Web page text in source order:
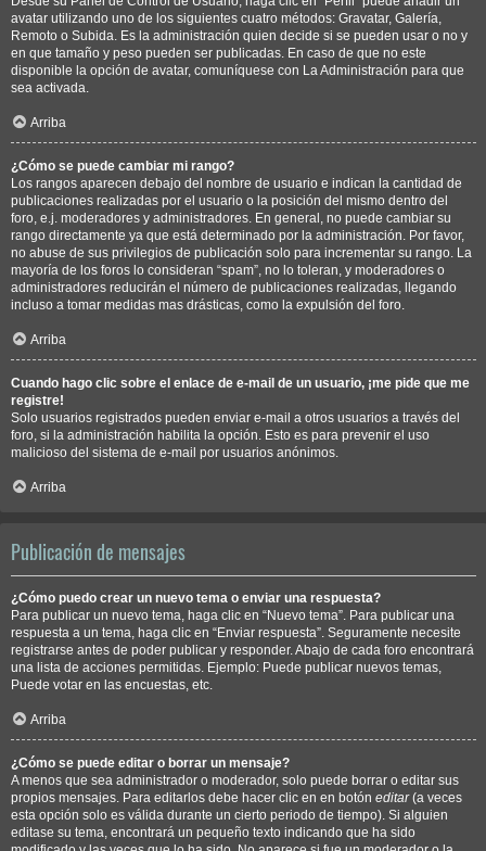
avatar utilizando uno de los siguientes cuatro métodos: Gravatar, Galería,
Remoto o Subida. Es la administración quien decide si se pueden usar o no y
en que tamaño y peso pueden ser publicadas. En caso de que no este
disponible la opción de avatar, comuníquese con La Administración para que
sea activada.
Arriba
¿Cómo se puede cambiar mi rango?
Los rangos aparecen debajo del nombre de usuario e indican la cantidad de
publicaciones realizadas por el usuario o la posición del mismo dentro del
foro, e.j. moderadores y administradores. En general, no puede cambiar su
rango directamente ya que está determinado por la administración. Por favor,
no abuse de sus privilegios de publicación solo para incrementar su rango. La
mayoría de los foros lo consideran “spam”, no lo toleran, y moderadores o
administradores reducirán el número de publicaciones realizadas, llegando
incluso a tomar medidas mas drásticas, como la expulsión del foro.
Arriba
Cuando hago clic sobre el enlace de e-mail de un usuario, ¡me pide que me
registre!
Solo usuarios registrados pueden enviar e-mail a otros usuarios a través del
foro, si la administración habilita la opción. Esto es para prevenir el uso
malicioso del sistema de e-mail por usuarios anónimos.
Arriba
Publicación de mensajes
¿Cómo puedo crear un nuevo tema o enviar una respuesta?
Para publicar un nuevo tema, haga clic en “Nuevo tema”. Para publicar una
respuesta a un tema, haga clic en “Enviar respuesta”. Seguramente necesite
registrarse antes de poder publicar y responder. Abajo de cada foro encontrará
una lista de acciones permitidas. Ejemplo: Puede publicar nuevos temas,
Puede votar en las encuestas, etc.
Arriba
¿Cómo se puede editar o borrar un mensaje?
A menos que sea administrador o moderador, solo puede borrar o editar sus
propios mensajes. Para editarlos debe hacer clic en en botón editar(a veces
esta opción solo es válida durante un cierto periodo de tiempo). Si alguien
editase su tema, encontrará un pequeño texto indicando que ha sido